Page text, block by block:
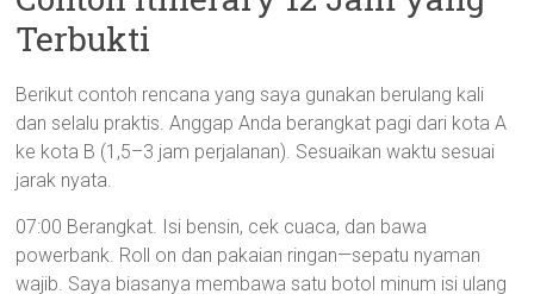
Terbukti
Berikut contoh rencana yang saya gunakan berulang kali
dan selalu praktis. Anggap Anda berangkat pagi dari kota A
ke kota B (1,5–3 jam perjalanan). Sesuaikan waktu sesuai
jarak nyata.
07:00 Berangkat. Isi bensin, cek cuaca, dan bawa
powerbank. Roll on dan pakaian ringan—sepatu nyaman
wajib. Saya biasanya membawa satu botol minum isi ulang